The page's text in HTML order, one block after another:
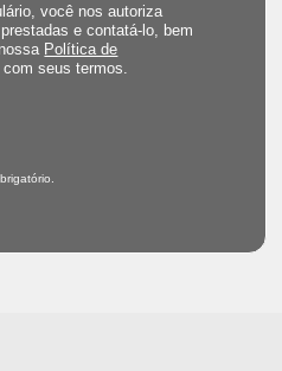
você nos autoriza
e contatá-lo, bem
Política de
seus termos.